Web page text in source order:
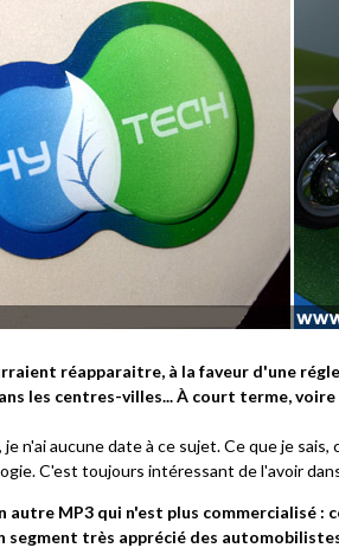
réapparaitre, à la faveur d'une
les centres-villes... À court terme,
je n'ai aucune date à ce sujet. Ce que je
C'est toujours intéressant de l'avoir
autre MP3 qui n'est plus commercialisé :
segment très apprécié des